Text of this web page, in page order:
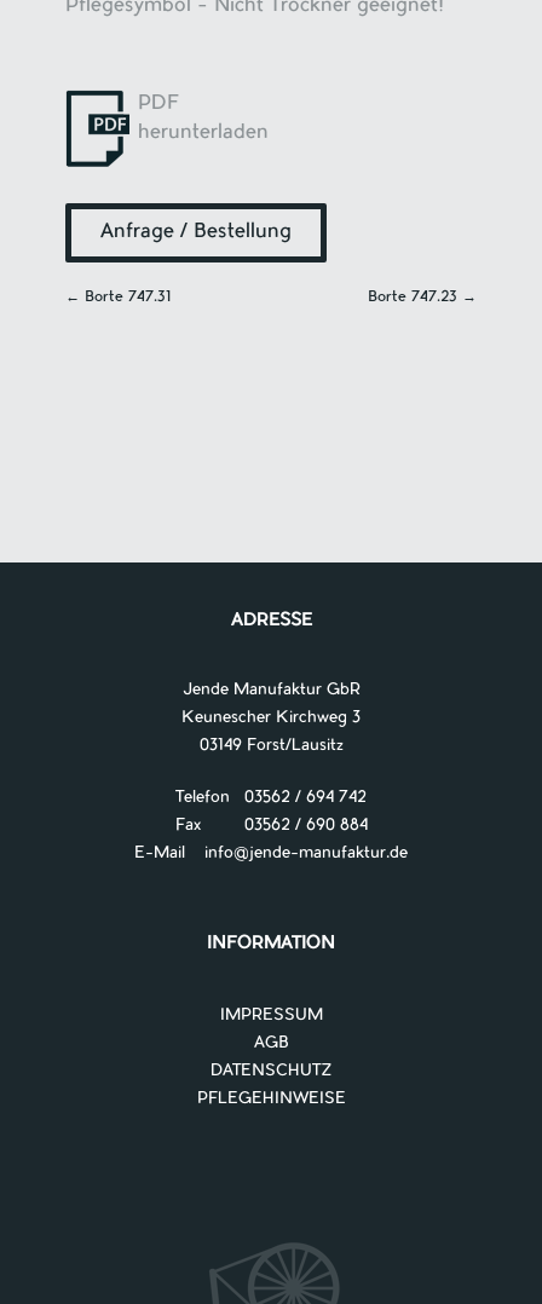
PDF
herunterladen
Anfrage / Bestellung
← Borte 747.31 Borte 747.23 →
ADRESSE
Jende Manufaktur GbR
Keunescher Kirchweg 3
03149 Forst/Lausitz
Telefon 03562 / 694 742
Fax 03562 / 690 884
E-Mail
info@jende-manufaktur.de
INFORMATION
IMPRESSUM
AGB
DATENSCHUTZ
PFLEGEHINWEISE